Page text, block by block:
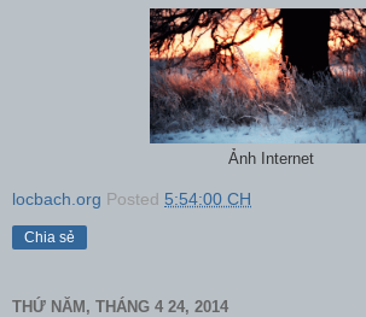
Ảnh Internet
locbach.org Posted 5:54:00 CH
Chia sẻ
THỨ NĂM, THÁNG 4 24, 2014